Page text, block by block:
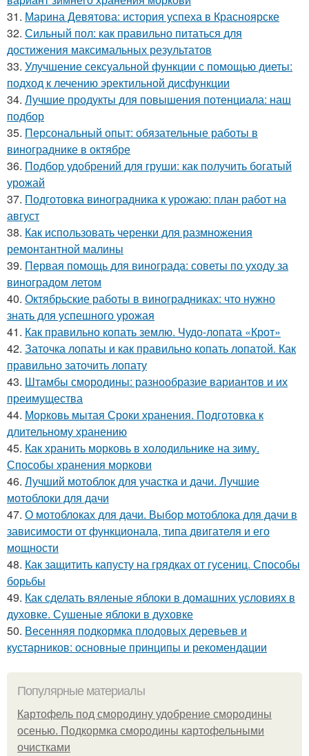
31. Марина Девятова: история успеха в Красноярске
32. Сильный пол: как правильно питаться для
достижения максимальных результатов
33. Улучшение сексуальной функции с помощью диеты:
подход к лечению эректильной дисфункции
34. Лучшие продукты для повышения потенциала: наш
подбор
35. Персональный опыт: обязательные работы в
винограднике в октябре
36. Подбор удобрений для груши: как получить богатый
урожай
37. Подготовка виноградника к урожаю: план работ на
август
38. Как использовать черенки для размножения
ремонтантной малины
39. Первая помощь для винограда: советы по уходу за
виноградом летом
40. Октябрьские работы в виноградниках: что нужно
знать для успешного урожая
41. Как правильно копать землю. Чудо-лопата «Крот»
42. Заточка лопаты и как правильно копать лопатой. Как
правильно заточить лопату
43. Штамбы смородины: разнообразие вариантов и их
преимущества
44. Морковь мытая Сроки хранения. Подготовка к
длительному хранению
45. Как хранить морковь в холодильнике на зиму.
Способы хранения моркови
46. Лучший мотоблок для участка и дачи. Лучшие
мотоблоки для дачи
47. О мотоблоках для дачи. Выбор мотоблока для дачи в
зависимости от функционала, типа двигателя и его
мощности
48. Как защитить капусту на грядках от гусениц. Способы
борьбы
49. Как сделать вяленые яблоки в домашних условиях в
духовке. Сушеные яблоки в духовке
50. Весенняя подкормка плодовых деревьев и
кустарников: основные принципы и рекомендации
Популярные материалы
Картофель под смородину удобрение смородины
осенью. Подкормка смородины картофельными
очистками